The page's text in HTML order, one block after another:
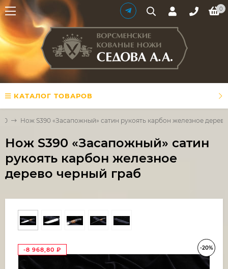
0
КАТАЛОГ ТОВАРОВ
Нож S390 «Засапожный» сатин рукоять карбон железное
Нож S390 «Засапожный» сатин
рукоять карбон железное
дерево черный граб
-20%
-8 968,80 ₽